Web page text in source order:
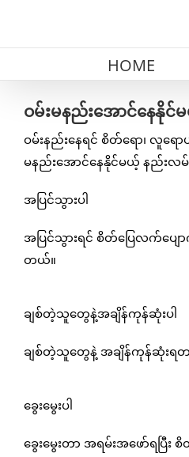
HOME
ဝမ်းမနည်းအောင်နေနိုင်
ဝမ်းနည်းနေရင် စိတ်ရော၊ လူရော
မနည်းအောင်နေနိုင်မယ့် နည်းလ
အပြင်သွားပါ
အပြင်သွားရင် စိတ်ပြေလက်ပျေ
တယ်။
ချစ်တဲ့သူတွေနဲ့အချိန်ကုန်ဆုံးပါ
ချစ်တဲ့သူတွေနဲ့ အချိန်ကုန်ဆုံးရတ
ခွေးမွေးပါ
ခွေးမွေးတာ အရမ်းအဖော်ရပြီ